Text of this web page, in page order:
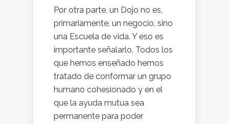
Por otra parte, un Dojo no es,
primariamente, un negocio, sino
una Escuela de vida. Y eso es
importante señalarlo. Todos los
que hemos enseñado hemos
tratado de conformar un grupo
humano cohesionado y en el
que la ayuda mutua sea
permanente para poder